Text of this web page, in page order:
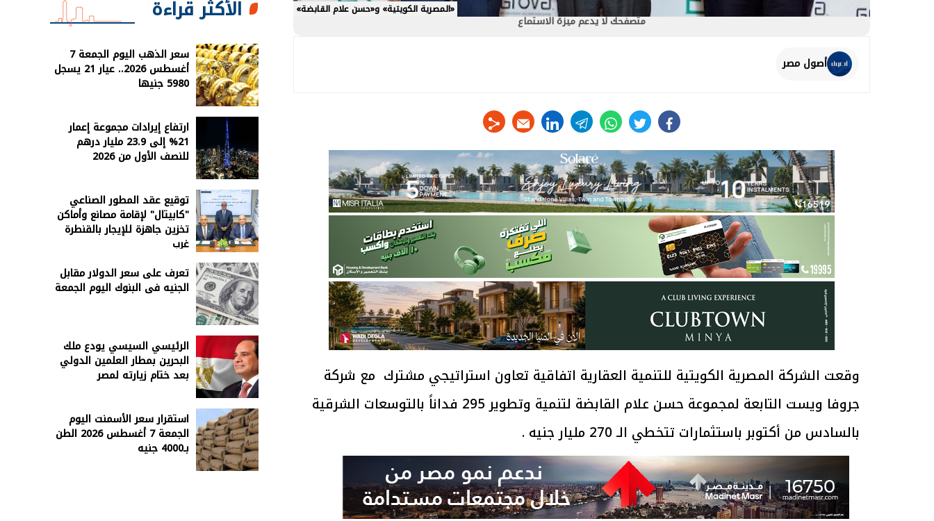
«المصرية الكويتية» و«حسن علام القابضة»
متصفحك لا يدعم ميزة الاستماع
أصول مصر
facebook
twitter
whats
telegram
linkedin
وقعت الشركة المصرية الكويتية للتنمية العقارية اتفاقية تعاون استراتيجي مشترك مع شركة
جروفا ويست التابعة لمجموعة حسن علام القابضة لتنمية وتطوير 295 فداناً بالتوسعات الشرقية
بالسادس من أكتوبر باستثمارات تتخطي الـ 270 مليار جنيه .
الأكثر قراءة
سعر الذهب اليوم الجمعة 7
أغسطس 2026.. عيار 21 يسجل
5980 جنيها
ارتفاع إيرادات مجموعة إعمار
21% إلى 23.9 مليار درهم
للنصف الأول من 2026
توقيع عقد المطور الصناعي
"كابيتال" لإقامة مصانع وأماكن
تخزين جاهزة للإيجار بالقنطرة
غرب
تعرف على سعر الدولار مقابل
الجنيه فى البنوك اليوم الجمعة
الرئيسي السيسي يودع ملك
البحرين بمطار العلمين الدولي
بعد ختام زيارته لمصر
استقرار سعر الأسمنت اليوم
الجمعة 7 أغسطس 2026 الطن
بـ4000 جنيه